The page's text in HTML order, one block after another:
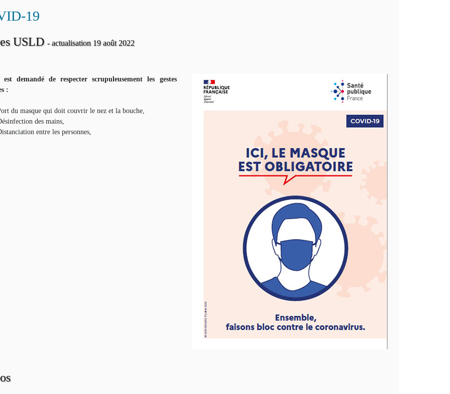
19
USLD - actualisation 19 août 2022
demandé de respecter scrupuleusement les gestes
:
du masque qui doit couvrir le nez et la bouche,
des mains,
entre les personnes,